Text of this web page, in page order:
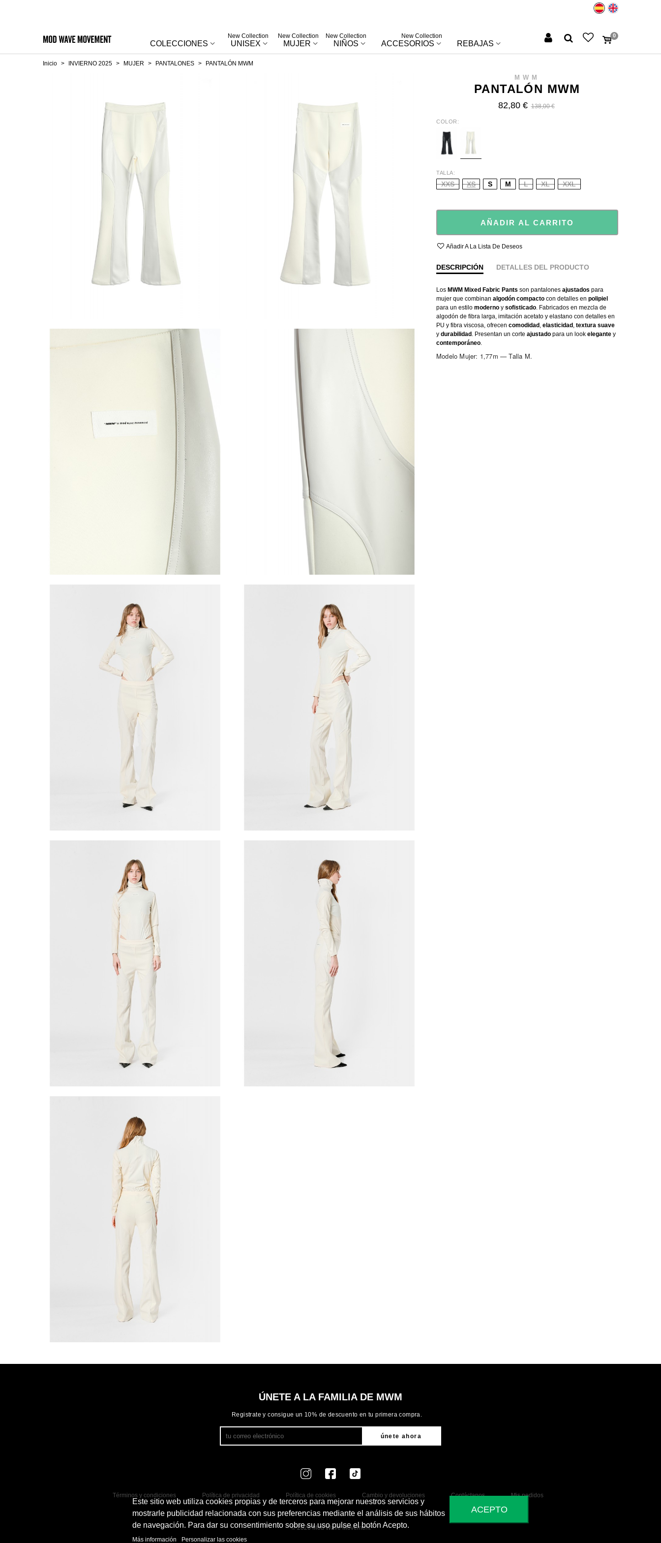
COLECCIONES UNISEX
New Collection
MUJER
New Collection
NIÑOS
New Collection
ACCESORIOS
New Collection
REBAJAS
0
Inicio > INVIERNO 2025 > MUJER > PANTALONES > PANTALÓN MWM
MWM
PANTALÓN MWM
82,80 € 138,00 €
COLOR
BLACK IVORY
TALLA
XXS XS S M L XL XXL
AÑADIR AL CARRITO
Añadir A La Lista De Deseos
DESCRIPCIÓN DETALLES DEL PRODUCTO
Los MWM Mixed Fabric Pants son pantalones ajustados para
mujer que combinan algodón compacto con detalles en polipiel
para un estilo moderno y sofisticado . Fabricados en mezcla de
algodón de fibra larga, imitación acetato y elastano con detalles en
PU y fibra viscosa, ofrecen comodidad elasticidad textura suave
y durabilidad . Presentan un corte ajustado para un look elegante y
contemporáneo
Modelo Mujer: 1,77m — Talla M.
ÚNETE A LA FAMILIA DE MWM
Registrate y consigue un 10% de descuento en tu primera compra.
únete ahora
Este sitio web utiliza cookies propias y de terceros para mejorar nuestros servicios y
mostrarle publicidad relacionada con sus preferencias mediante el análisis de sus hábitos
de navegación. Para dar su consentimiento sobre su uso pulse el botón Acepto.
Más información Personalizar las cookies
ACEPTO
Términos y condiciones Política de privacidad Política de cookies Cambio y devoluciones Contáctanos Mis pedidos
© 2026 Mod Wave Movement